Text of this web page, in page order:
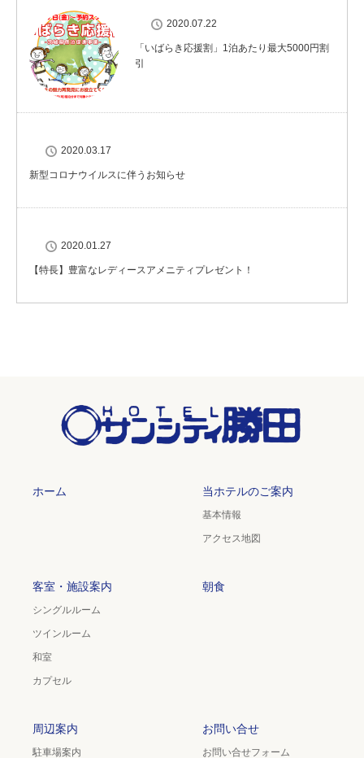
2020.07.22
「いばらき応援割」1泊あたり最大5000円割
引
2020.03.17
新型コロナウイルスに伴うお知らせ
2020.01.27
【特長】豊富なレディースアメニティプレゼント！
ホーム 当ホテルのご案内
基本情報
アクセス地図
客室・施設案内
シングルルーム
ツインルーム
和室
カプセル
朝食
周辺案内
駐車場案内
お問い合せ
お問い合せフォーム